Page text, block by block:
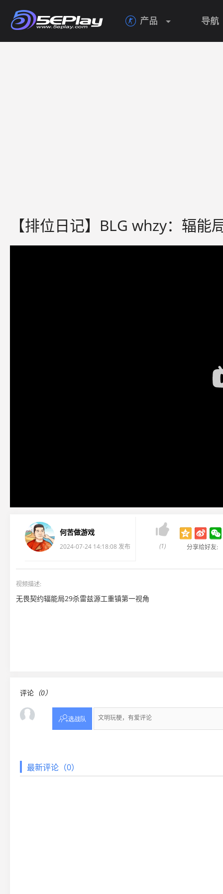
 产品 导航
【排位日记】BLG whzy：辐能
何苦做游戏
2024-07-24 14:18:08 发布

(1) 分享给好友:
视频描述:
无畏契约辐能局29杀雷兹源工重镇第一视角
评论 （0）
选战队
最新评论（0）